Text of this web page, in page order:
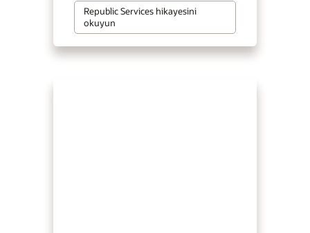
Republic Services hikayesini
okuyun